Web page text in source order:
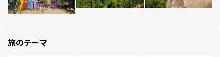
旅のテーマ